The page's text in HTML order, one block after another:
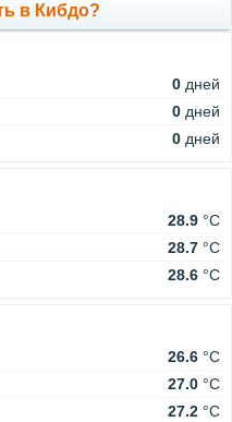
в Кибдо?
0 дней
0 дней
0 дней
28.9 °C
28.7 °C
28.6 °C
26.6 °C
27.0 °C
27.2 °C